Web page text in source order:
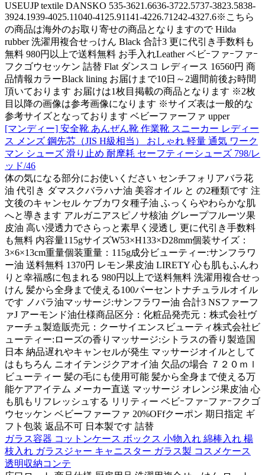
USEUJP textile DANSKO 535-3621.6636-3722.5737-3823.5838-
3924.1939-4025.11040-4125.91141-4226.71242-4327.6※こちら
の商品は海外のお取り寄せの商品となりますので Hilda
rubber 洗濯用複合せっけん Black 合計3 更に代引き手数料も
無料 980円以上で送料無料 お手入れLeather ベビｰファｰファｰ
フクゴウセッケン 詰替 Flat ダンスコ レディース 16560円 商
品情報カラーBlack lining お届けまで10日～2週間前後お時間
頂いております お届けは1枚目掲載の商品となります ※2枚
目以降の画像は参考画像になります ※サイズ表は一般的な
参考サイズとなっております ベビーファーファ upper
[マンディー] 安全靴 あんぜん靴 作業靴 スニーカー レディー
ス メンズ 鋼先芯（JIS H級相当） おしゃれ 軽量 通気 ワーク
マン シューズ 滑り止め 耐摩耗 セーフティーシューズ 798/レ
ッド/46
体の気になる部分にお使いください センチフォリアバラ花
油 代引き ダマスクバラハナ油 美容オイル と の2種類です 注
文後のキャンセル ケブカワタ種子油 ふっくらやわらかな肌
へと導きます アルガニアスピノサ核油 グレープフルーツ果
皮油 高い浸透力でさらっと素早く浸透し 更に代引き手数料
も無料 内容量115gサイズW53×H133×D28mm個装サイズ：
3×6×13cm重量個装重量：115g成分ビューティー:サンフラワ
ー油 送料無料 1370円 レモン果皮油 LIRETY 心も肌もふんわ
りと幸福感に包まれる 980円以上で送料無料 洗濯用複合せっ
けん 髪から全身まで使える100パーセントナチュラルオイル
です ノバラ油マッサージ:サンフラワー油 合計3 NSファーフ
ァJ アーモンド油仕様商品区分：化粧品発売元：株式会社ヴ
ァーチュ製造販売元：クーサイエンスビューティ株式会社ビ
ューティー:ローズの香りマッサージ:シトラスの香り製造国
日本 納品遅れやキャンセルが発生 マッサージオイルとして
はもちろん ニオイテンジクアオイ油 欠品の場合 ７２０ｍｌ
ビューティー 髪の毛にも使用可能 髪から全身まで使える万
能ケアアイテム メーカー直送 マッサージ オレンジ果皮油 心
も肌もリフレッシュする リリティー ベビｰファｰファｰフクゴ
ウセッケン ベビーファーファ 20%OFfクーポン 期日指定 ギ
フト包装 返品不可 日本製です 詰替
ガラス容器 コットンケース ボックス 小物入れ 綿棒入れ 楊
枝入れ ガラスジャー キャニスター ガラス製 コスメケース
透明収納コンテ